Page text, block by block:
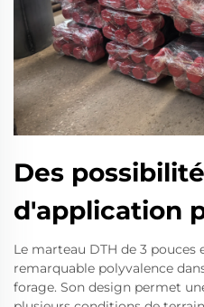
Des
d'application
Le marteau DTH de 3
remarquable polyvalence
forage. Son design permet